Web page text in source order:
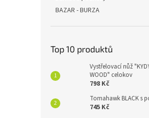
BAZAR - BURZA
Top 10 produktů
Vystřelovací nůž
WOOD" celokov
798 Kč
Tomahawk BLACK s
745 Kč